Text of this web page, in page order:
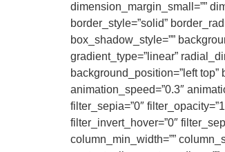
dimension_margin_small=””
border_style=”solid”
box_shadow_style=””
gradient_type=”linear”
background_position=”left top”
animation_speed=”0.3″
filter_sepia=”0″
filter_invert_hover=”0″
column_min_width=””